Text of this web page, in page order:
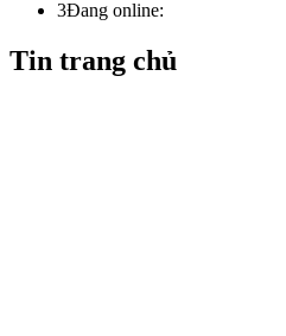
3Đang online:
Tin trang chủ